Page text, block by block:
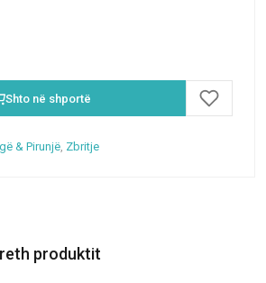
Shto në shportë
& Pirunjë, Zbritje
produktit